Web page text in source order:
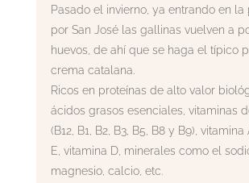
Pasado el invierno, ya entrando en la
por San José las gallinas vuelven a
huevos, de ahí que se haga el típico
crema catalana.
Ricos en proteínas de alto valor
ácidos grasos esenciales, vitaminas
(B12, B1, B2, B3, B5, B8 y B9),
E, vitamina D, minerales como el
magnesio, calcio, etc.